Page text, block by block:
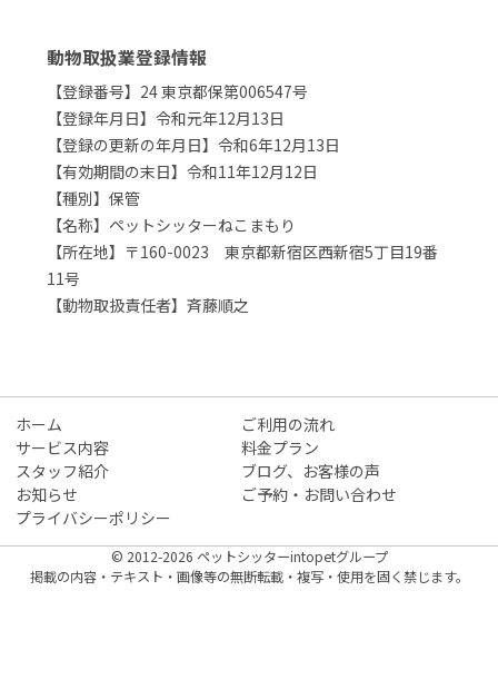
動物取扱業登録情報
【登録番号】24 東京都保第006547号
【登録年月日】令和元年12月13日
【登録の更新の年月日】令和6年12月13日
【有効期間の末日】令和11年12月12日
【種別】保管
【名称】ペットシッターねこまもり
【所在地】〒160-0023 東京都新宿区西新宿5丁目19番
11号
【動物取扱責任者】斉藤順之
ホーム
ご利用の流れ
サービス内容
料金プラン
スタッフ紹介
ブログ、お客様の声
お知らせ
ご予約・お問い合わせ
プライバシーポリシー
© 2012-2026 ペットシッターintopetグループ
掲載の内容・テキスト・画像等の無断転載・複写・使用を固く禁じます。